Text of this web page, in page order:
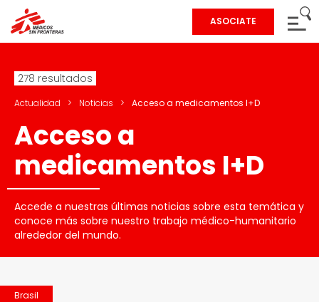
ASOCIATE
278 resultados
Actualidad > Noticias > Acceso a medicamentos I+D
Acceso a
medicamentos I+D
Accede a nuestras últimas noticias sobre esta temática y
conoce más sobre nuestro trabajo médico-humanitario
alrededor del mundo.
Brasil